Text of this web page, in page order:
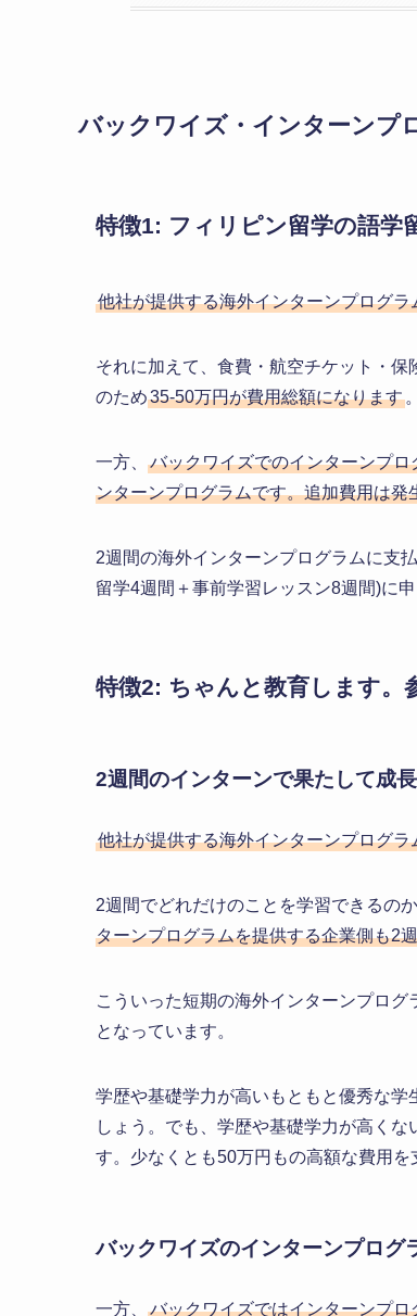
バックワイズ・インターンプ
特徴1: フィリピン留学の語学
他社が提供する海外インターンプログ
それに加えて、食費・航空チケット・
のため35-50万円が費用総額になります 。
一方、
バックワイズでのインターンプ
ンターンプログラムです。追加費用は発
2週間の海外インターンプログラムに支
留学4週間＋事前学習レッスン8週間)に
特徴2: ちゃんと教育します。
2週間のインターンで果たして成
他社が提供する海外インターンプログ
2週間でどれだけのことを学習できるの
ターンプログラムを提供する企業側も2
こういった短期の海外インターンプロ
となっています。
学歴や基礎学力が高いもともと優秀な
しょう。でも、学歴や基礎学力が高く
す。少なくとも50万円もの高額な費用を
バックワイズのインターンプログ
一方、 バックワイズではインターンプ